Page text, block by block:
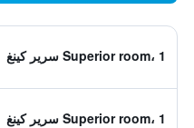
Superior room، 1 سرير كينغ
Superior room، 1 سرير كينغ